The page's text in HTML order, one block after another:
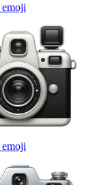
emoji
emoji